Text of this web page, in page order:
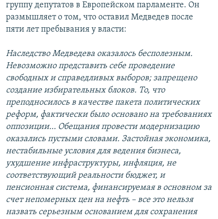
группу депутатов в Европейском парламенте. Он
размышляет о том, что оставил Медведев после
пяти лет пребывания у власти:
Наследство Медведева оказалось бесполезным.
Невозможно представить себе проведение
свободных и справедливых выборов; запрещено
создание избирательных блоков. То, что
преподносилось в качестве пакета политических
реформ, фактически было основано на требованиях
оппозиции… Обещания провести модернизацию
оказались пустыми словами. Застойная экономика,
нестабильные условия для ведения бизнеса,
ухудшение инфраструктуры, инфляция, не
соответствующий реальности бюджет, и
пенсионная система, финансируемая в основном за
счет непомерных цен на нефть – все это нельзя
назвать серьезным основанием для сохранения